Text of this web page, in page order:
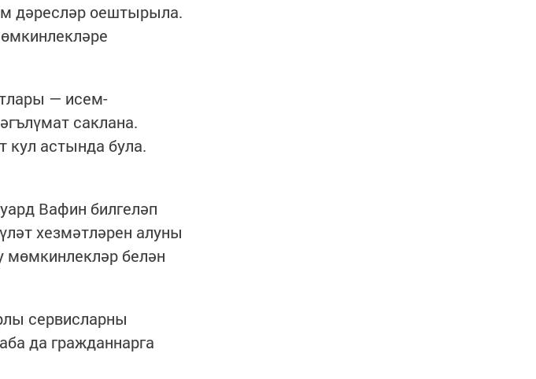
дәресләр оештырыла.
— исем-
саклана.
астында була.
Вафин билгеләп
хезмәтләрен алуны
мөмкинлекләр белән
сервисларны
да гражданнарга